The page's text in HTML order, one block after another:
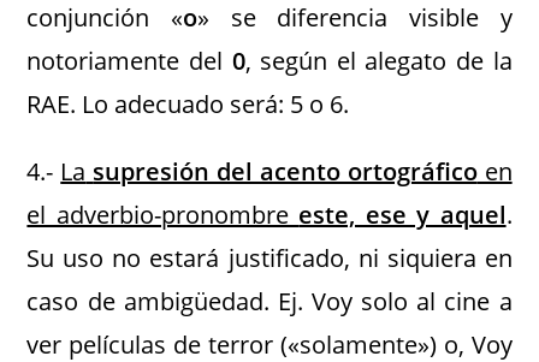
conjunción «o» se diferencia visible y
notoriamente del 0, según el alegato de la
RAE. Lo adecuado será: 5 o 6.
4.- La supresión del acento ortográficoen
el adverbio-pronombre este, ese y aquel.
Su uso no estará justificado, ni siquiera en
caso de ambigüedad. Ej. Voy solo al cine a
ver películas de terror («solamente») o, Voy